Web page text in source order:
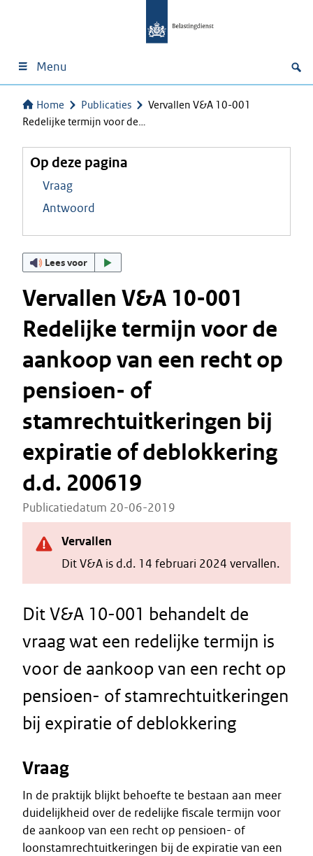
Menu
Home Publicaties
Vervallen V&A 10-001
Redelijke termijn voor de…
Op deze pagina
Vraag
Antwoord
Lees voor
Vervallen V&A 10-001
Redelijke termijn voor de
aankoop van een recht op
pensioen- of
stamrechtuitkeringen bij
expiratie of deblokkering
d.d. 200619
Publicatiedatum 20-06-2019
Vervallen
Dit V&A is d.d. 14 februari 2024 vervallen.
Dit V&A 10-001 behandelt de
vraag wat een redelijke termijn is
voor de aankoop van een recht op
pensioen- of stamrechtuitkeringen
bij expiratie of deblokkering
Vraag
In de praktijk blijkt behoefte te bestaan aan meer
duidelijkheid over de redelijke fiscale termijn voor
de aankoop van een recht op pensioen- of
loonstamrechtuitkeringen bij de expiratie van een